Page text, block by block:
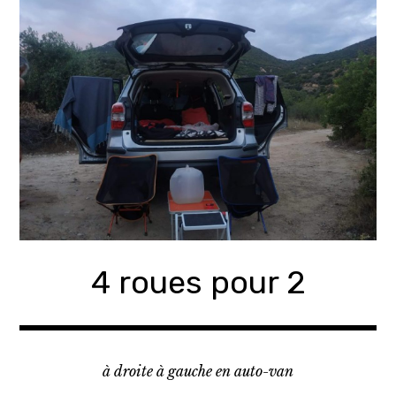
Accéder
contenu
principal
4 roues pour 2
à droite à gauche en auto-van